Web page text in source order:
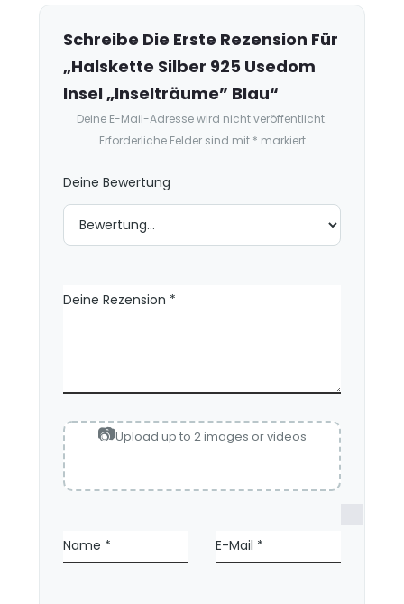
z
Schreibe Die Erste Rezension Für
„Halskette Silber 925 Usedom
Insel „Inselträume” Blau“
Deine E-Mail-Adresse wird nicht veröffentlicht.
Erforderliche Felder sind mit * markiert
Deine Bewertung
Deine Rezension *
Upload up to 2 images or videos
Name * E-Mail *